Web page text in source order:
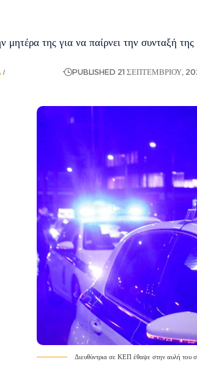
της για να παίρνει την συνταξή της
ΡΟΉ ΕΙΔΉΣΕΩΝ PUBLISHED 21 ΣΕΠΤΕΜΒΡΊΟΥ,
Διευθύντρια σε ΚΕΠ έθαψε στην αυλή του